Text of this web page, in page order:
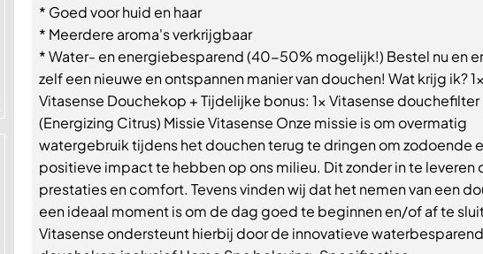
* Goed voor huid en haar
* Meerdere aroma's verkrijgbaar
* Water- en energiebesparend (40-50% mogelijk!) Bestel nu en
zelf een nieuwe en ontspannen manier van douchen! Wat krijg ik? 1x
Vitasense Douchekop + Tijdelijke bonus: 1x Vitasense douchefilter
(Energizing Citrus) Missie Vitasense Onze missie is om overmatig
watergebruik tijdens het douchen terug te dringen om zodoende
positieve impact te hebben op ons milieu. Dit zonder in te leveren
prestaties en comfort. Tevens vinden wij dat het nemen van een
een ideaal moment is om de dag goed te beginnen en/of af te
Vitasense ondersteunt hierbij door de innovatieve